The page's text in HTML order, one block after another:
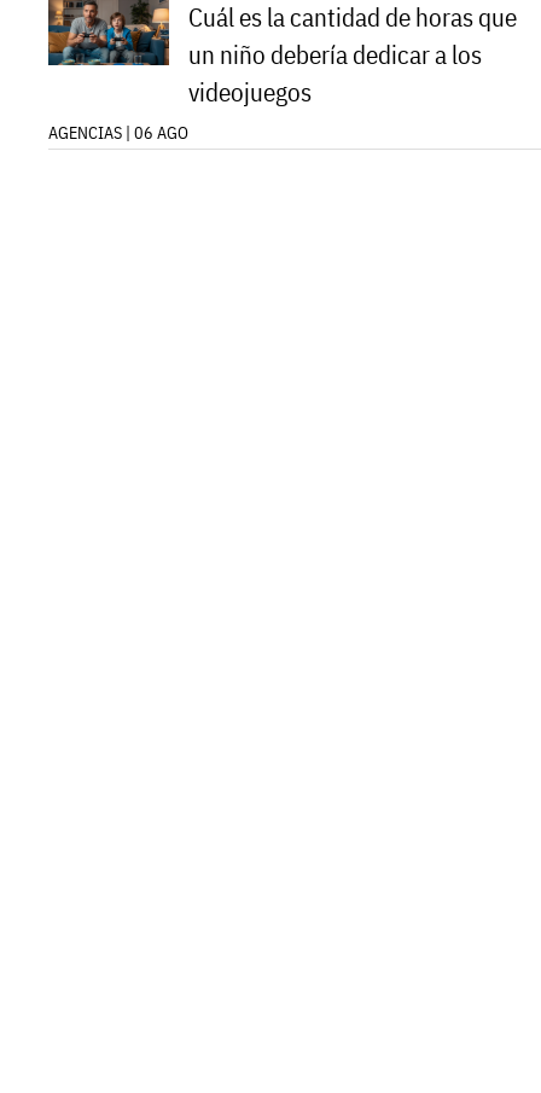
Cuál es la cantidad de horas que
un niño debería dedicar a los
videojuegos
AGENCIAS | 06 AGO